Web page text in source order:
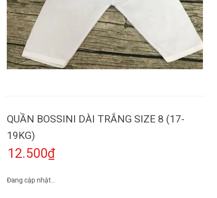
QUẦN BOSSINI DÀI TRẮNG SIZE 8 (17-
19KG)
12.500₫
Đang cập nhật...